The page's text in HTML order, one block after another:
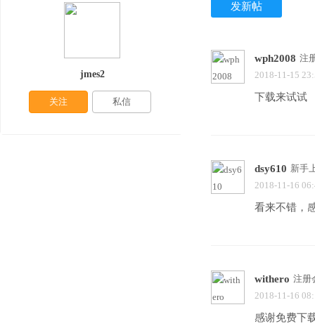
发新帖
wph2008 注
2018-11-15
下载来试试
dsy610 新手
2018-11-16
看来不错，
withero 注册
2018-11-16
感谢免费下
jmes2
关注 私信